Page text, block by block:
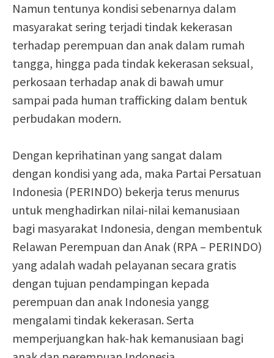
Namun tentunya kondisi sebenarnya dalam
masyarakat sering terjadi tindak kekerasan
terhadap perempuan dan anak dalam rumah
tangga, hingga pada tindak kekerasan seksual,
perkosaan terhadap anak di bawah umur
sampai pada human trafficking dalam bentuk
perbudakan modern.
Dengan keprihatinan yang sangat dalam
dengan kondisi yang ada, maka Partai Persatuan
Indonesia (PERINDO) bekerja terus menurus
untuk menghadirkan nilai-nilai kemanusiaan
bagi masyarakat Indonesia, dengan membentuk
Relawan Perempuan dan Anak (RPA – PERINDO)
yang adalah wadah pelayanan secara gratis
dengan tujuan pendampingan kepada
perempuan dan anak Indonesia yangg
mengalami tindak kekerasan. Serta
memperjuangkan hak-hak kemanusiaan bagi